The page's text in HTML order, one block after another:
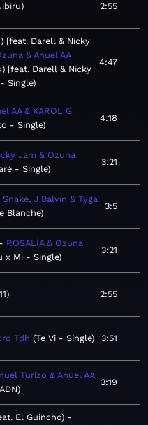
2:55
[feat. Darell & Nicky
& Anuel AA
[feat. Darell & Nicky
Single
4:47
AA & KAROL G
- Single
4:18
Jam & Ozuna
- Single
3:21
Snake, J Balvin & Tyga
Blanche
3:5
ROSALÍA & Ozuna
x Mi - Single
3:21
2:55
Tdh Te Vi - Single 3:51
Turizo & Anuel AA
ADN
3:19
El Guincho)